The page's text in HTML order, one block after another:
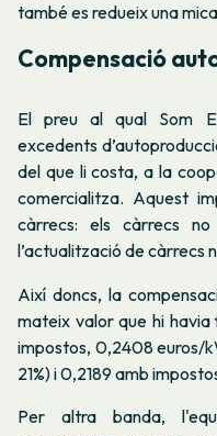
també es redueix una
Compensació
El preu al qual Som
excedents
del que li costa, a la
comercialitza. Aquest
càrrecs: els càrrecs
l’actualització de càrrecs
Així doncs, la
mateix valor que hi havia
impostos, 0,2408 euros/
21%) i 0,2189 amb
Per altra banda,